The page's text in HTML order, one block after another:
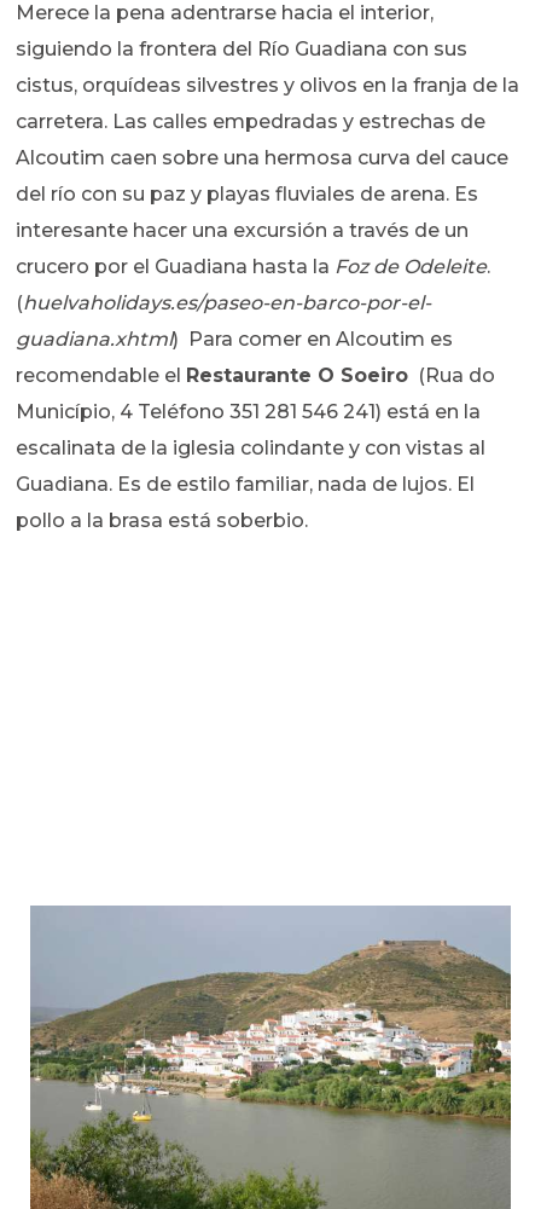
Merece la pena adentrarse hacia el interior,
siguiendo la frontera del Río Guadiana con sus
cistus, orquídeas silvestres y olivos en la franja de la
carretera. Las calles empedradas y estrechas de
Alcoutim caen sobre una hermosa curva del cauce
del río con su paz y playas fluviales de arena. Es
interesante hacer una excursión a través de un
crucero por el Guadiana hasta la Foz de Odeleite.
(huelvaholidays.es/paseo-en-barco-por-el-
guadiana.xhtml) Para comer en Alcoutim es
recomendable el Restaurante O Soeiro (Rua do
Município, 4 Teléfono 351 281 546 241) está en la
escalinata de la iglesia colindante y con vistas al
Guadiana. Es de estilo familiar, nada de lujos. El
pollo a la brasa está soberbio.